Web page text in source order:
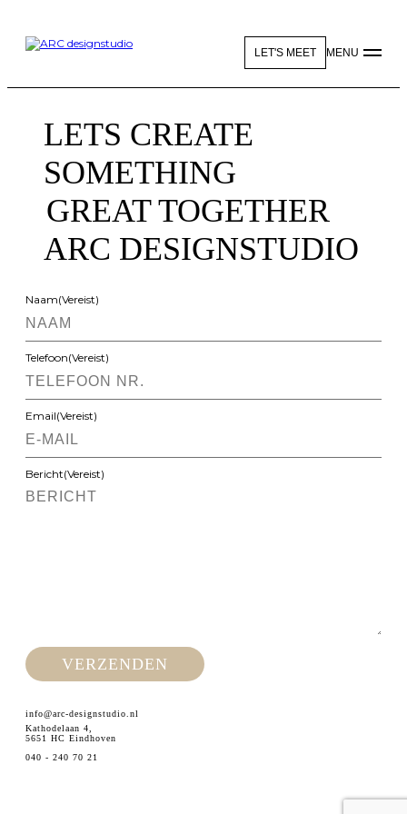
LET'S MEET MENU
LETS CREATE
SOMETHING
GREAT TOGETHER
ARC DESIGNSTUDIO
Naam(Vereist)
Telefoon(Vereist)
Email(Vereist)
Bericht(Vereist)
info@arc-designstudio.nl
Kathodelaan 4,
5651 HC Eindhoven
040 - 240 70 21